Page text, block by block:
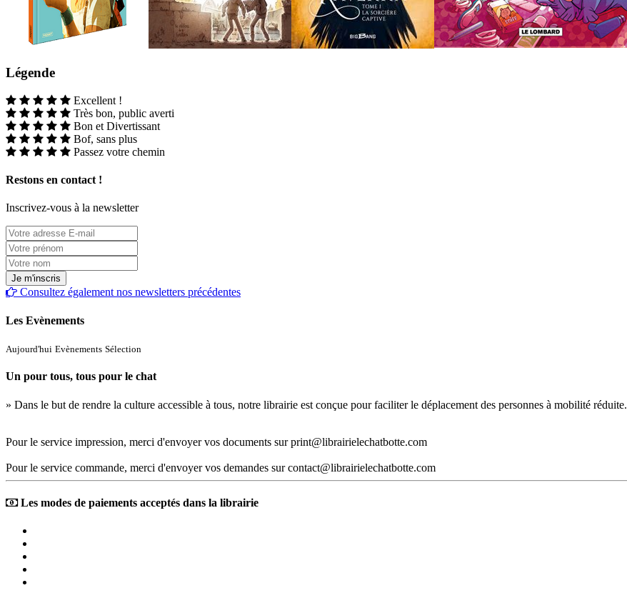
Légende
Excellent !
Très bon, public averti
Bon et Divertissant
Bof, sans plus
Passez votre chemin
Restons en contact !
Inscrivez-vous à la newsletter
Consultez également nos newsletters précédentes
Les Evènements
Aujourd'hui Evènements Sélection
Un pour tous, tous pour le chat
» Dans le but de rendre la culture accessible à tous, notre librairie est conçue pour faciliter le déplacement des personnes à mobilité réduite.
Pour le service impression, merci d'envoyer vos documents sur print@librairielechatbotte.com
Pour le service commande, merci d'envoyer vos demandes sur contact@librairielechatbotte.com
Les modes de paiements acceptés dans la librairie